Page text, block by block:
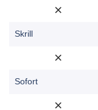
Skrill
Sofort